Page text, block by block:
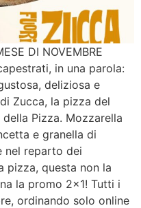
DI NOVEMBRE
in una parola:
deliziosa e
Zucca, la pizza del
della Pizza. Mozzarella
e granella di
nel reparto dei
pizza, questa non la
la promo 2×1! Tutti i
ordinando solo online